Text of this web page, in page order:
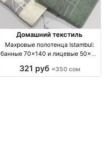
Домашний текстиль
Махровые полотенца Istambul:
банные 70×140 и лицевые 50×90
махр., хлопок, 2 разм.: банн.
321 руб ≈350 сом